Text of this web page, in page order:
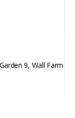
9, Wall Farm